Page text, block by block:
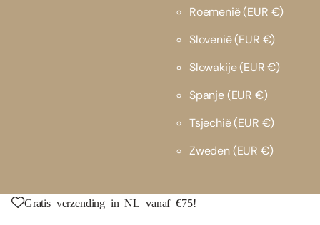
Roemenië(EUR €)
Slovenië(EUR €)
Slowakije(EUR €)
Spanje(EUR €)
Tsjechië(EUR €)
Zweden(EUR €)
Gratis verzending in NL vanaf €75!